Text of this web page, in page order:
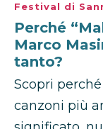
Festival di
Perché
Marco
tanto?
Scopri
canzoni più